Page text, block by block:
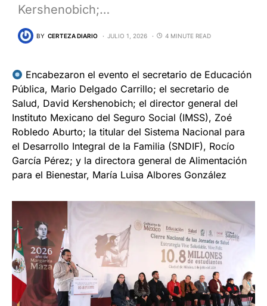
Kershenobich;…
BY CERTEZA DIARIO JULIO 1, 2026 4 MINUTE READ
Encabezaron el evento el secretario de Educación
Pública, Mario Delgado Carrillo; el secretario de
Salud, David Kershenobich; el director general del
Instituto Mexicano del Seguro Social (IMSS), Zoé
Robledo Aburto; la titular del Sistema Nacional para
el Desarrollo Integral de la Familia (SNDIF), Rocío
García Pérez; y la directora general de Alimentación
para el Bienestar, María Luisa Albores González